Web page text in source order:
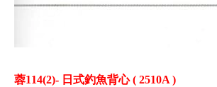
蓉114(2)- 日式釣魚背心 ( 2510A )